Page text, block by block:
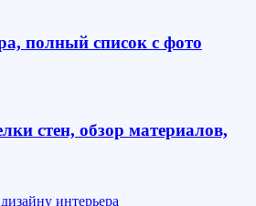
полный список с фото
стен, обзор материалов,